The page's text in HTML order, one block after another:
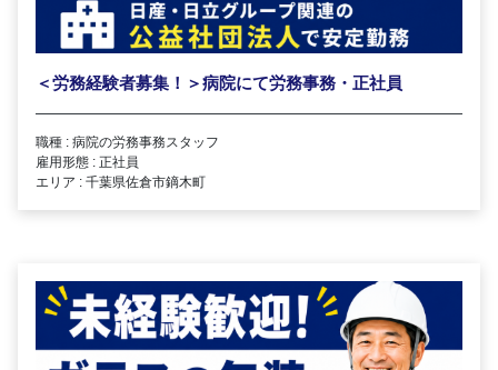
＜労務経験者募集！＞病院にて労務事務・正社員
職種 : 病院の労務事務スタッフ
雇用形態 : 正社員
エリア : 千葉県佐倉市鏑木町